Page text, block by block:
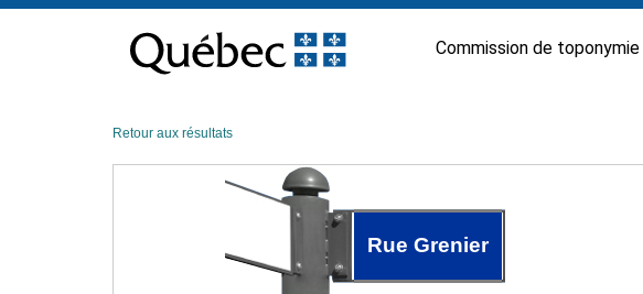
contenu
Commission de toponymie
Retour aux résultats
Rue Grenier